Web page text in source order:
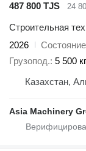
487 800 TJS
24
Строительная
2026
Состояние
Грузопод. 5 500 кг
Казахстан,
Asia Machinery